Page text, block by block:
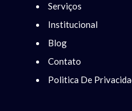
Serviços
Institucional
Blog
Contato
Politica De